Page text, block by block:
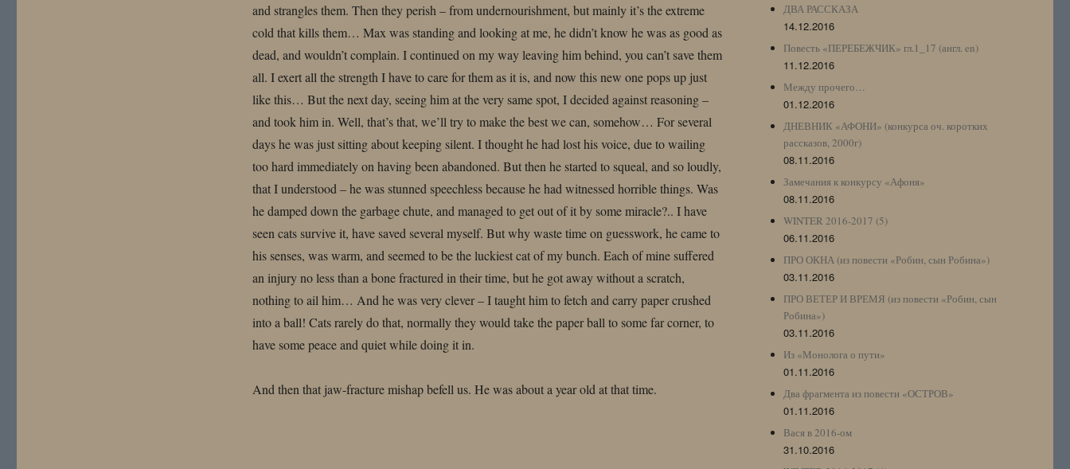
and strangles them. Then they perish – from undernourishment, but mainly it’s the extreme
cold that kills them… Max was standing and looking at me, he didn’t know he was as good as
dead, and wouldn’t complain. I continued on my way leaving him behind, you can’t save them
all. I exert all the strength I have to care for them as it is, and now this new one pops up just
like this… But the next day, seeing him at the very same spot, I decided against reasoning –
and took him in. Well, that’s that, we’ll try to make the best we can, somehow… For several
days he was just sitting about keeping silent. I thought he had lost his voice, due to wailing
too hard immediately on having been abandoned. But then he started to squeal, and so loudly,
that I understood – he was stunned speechless because he had witnessed horrible things. Was
he damped down the garbage chute, and managed to get out of it by some miracle?.. I have
seen cats survive it, have saved several myself. But why waste time on guesswork, he came to
his senses, was warm, and seemed to be the luckiest cat of my bunch. Each of mine suffered
an injury no less than a bone fractured in their time, but he got away without a scratch,
nothing to ail him… And he was very clever – I taught him to fetch and carry paper crushed
into a ball! Cats rarely do that, normally they would take the paper ball to some far corner, to
have some peace and quiet while doing it in.
And then that jaw-fracture mishap befell us. He was about a year old at that time.
ДВА РАССКАЗА
14.12.2016
Повесть «ПЕРЕБЕЖЧИК» гл.1_17 (англ. en)
11.12.2016
Между прочего…
01.12.2016
ДНЕВНИК «АФОНИ» (конкурса оч. коротких
рассказов, 2000г)
08.11.2016
Замечания к конкурсу «Афоня»
08.11.2016
WINTER 2016-2017 (5)
06.11.2016
ПРО ОКНА (из повести «Робин, сын Робина»)
03.11.2016
ПРО ВЕТЕР И ВРЕМЯ (из повести «Робин, сын
Робина»)
03.11.2016
Из «Монолога о пути»
01.11.2016
Два фрагмента из повести «ОСТРОВ»
01.11.2016
Вася в 2016-ом
31.10.2016